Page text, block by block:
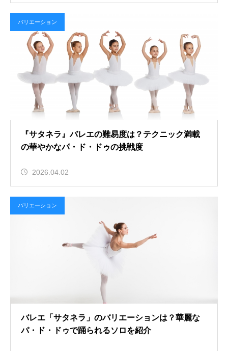
バリエーション
『サタネラ』バレエの難易度は？テクニック満載
の華やかなパ・ド・ドゥの挑戦度
2026.04.02
バリエーション
バレエ「サタネラ」のバリエーションは？華麗な
パ・ド・ドゥで踊られるソロを紹介